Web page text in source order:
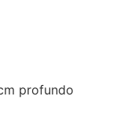
profundo